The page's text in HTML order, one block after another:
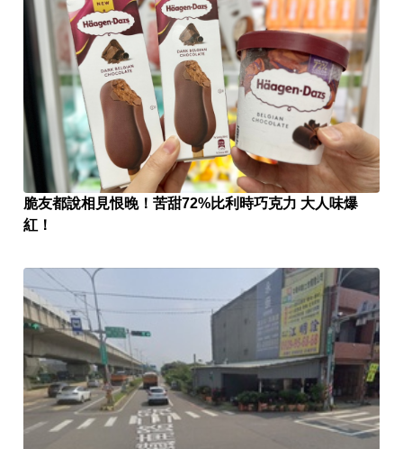
脆友都說相見恨晚！苦甜72%比利時巧克力 大人味爆
紅！